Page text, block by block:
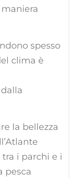
spesso
clima è
la bellezza
i parchi e i
pesca